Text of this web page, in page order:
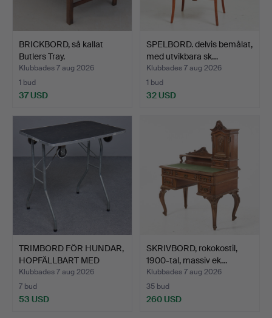
BRICKBORD, så kallat
Butlers Tray.
Klubbades 7 aug 2026
1 bud
37 USD
SPELBORD. delvis bemålat,
med utvikbara sk…
Klubbades 7 aug 2026
1 bud
32 USD
TRIMBORD FÖR HUNDAR,
HOPFÄLLBART MED
HJUL.
Klubbades 7 aug 2026
7 bud
53 USD
SKRIVBORD, rokokostil,
1900-tal, massiv ek…
Klubbades 7 aug 2026
35 bud
260 USD